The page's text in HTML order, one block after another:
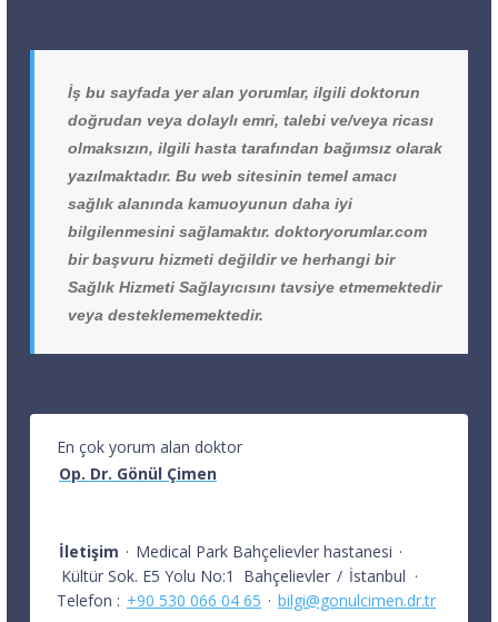
İş bu sayfada yer alan yorumlar, ilgili doktorun
doğrudan veya dolaylı emri, talebi ve/veya ricası
olmaksızın, ilgili hasta tarafından bağımsız olarak
yazılmaktadır. Bu web sitesinin temel amacı
sağlık alanında kamuoyunun daha iyi
bilgilenmesini sağlamaktır. doktoryorumlar.com
bir başvuru hizmeti değildir ve herhangi bir
Sağlık Hizmeti Sağlayıcısını tavsiye etmemektedir
veya desteklememektedir.
En çok yorum alan doktor
Op. Dr. Gönül Çimen
İletişim · Medical Park Bahçelievler hastanesi ·
Kültür Sok. E5 Yolu No:1
Bahçelievler / İstanbul ·
Telefon : +90 530 066 04 65 · bilgi@gonulcimen.dr.tr